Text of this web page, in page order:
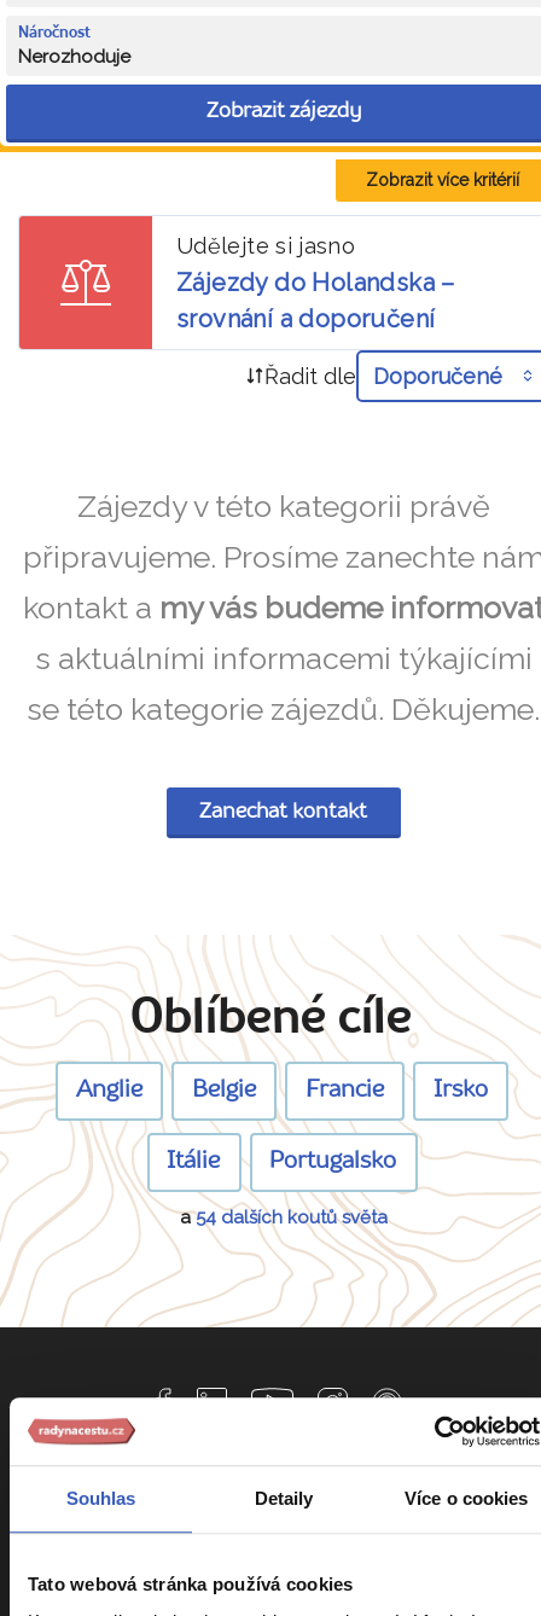
Souhlas Detaily Více o cookies
Tato webová stránka používá cookies
Náročnost
Nerozhoduje
Zobrazit zájezdy
Zobrazit více kritérií
Udělejte si jasno
Zájezdy do Holandska –
srovnání a doporučení
Řadit dle Doporučené
Zájezdy v této kategorii právě
připravujeme. Prosíme zanechte
kontakt a my vás budeme
s aktuálními informacemi týkajícími
se této kategorie zájezdů. Děkujeme.
Zanechat kontakt
Oblíbené cíle
Anglie Belgie Francie Irsko
Itálie Portugalsko
a54 dalších koutů světa
Informace k zájezdům